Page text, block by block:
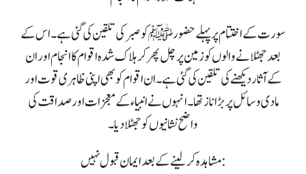
سورت کے اختتام پر پہلے حضور ﷺ کو صبر کی تلقین کی گئی ہے۔ اس کے
بعد جھٹلانے والوں کو زمین پر چل پھر کر ہلاک شدہ اقوام کا انجام اور ان
کے آثار دیکھنے کی تلقین کی گئی ہے۔ ان اقوام کو بھی اپنی ظاہری قوت اور
مادی وسائل پر بڑا ناز تھا۔ انہوں نے انبیاء کے معجزات اور صداقت کی
واضح نشانیوں کو جھٹلا دیا۔
مشاہدہ کر لینے کے بعد ایمان قبول نہیں :